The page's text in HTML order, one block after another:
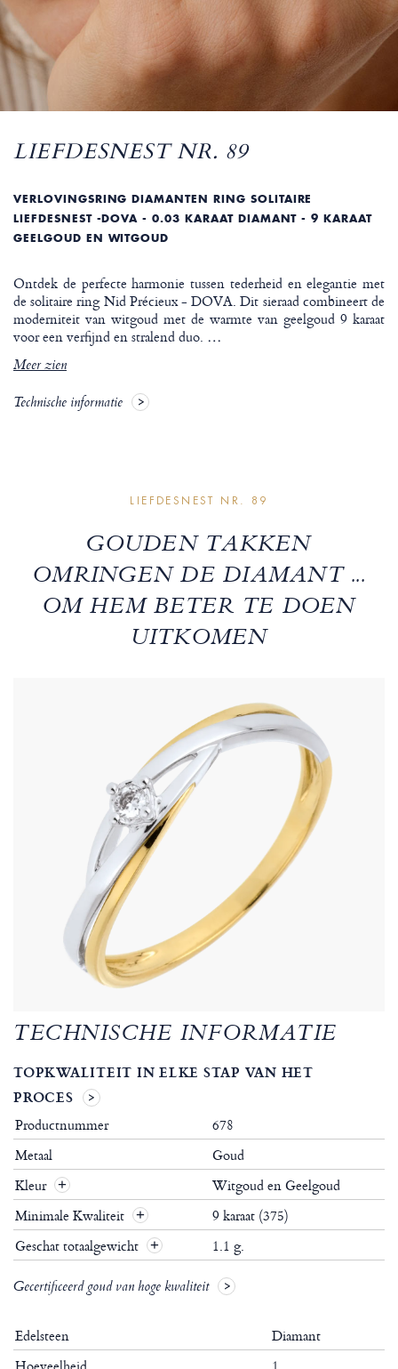
LIEFDESNEST NR. 89
VERLOVINGSRING DIAMANTEN RING SOLITAIRE
LIEFDESNEST -DOVA - 0.03 KARAAT DIAMANT - 9 KARAAT
GEELGOUD EN WITGOUD
Ontdek de perfecte harmonie tussen tederheid en elegantie met
de solitaire ring Nid Précieux - DOVA. Dit sieraad combineert de
moderniteit van witgoud met de warmte van geelgoud 9 karaat
voor een verfijnd en stralend duo. …
Meer zien
Technische informatie
LIEFDESNEST NR. 89
GOUDEN TAKKEN
OMRINGEN DE DIAMANT ...
OM HEM BETER TE DOEN
UITKOMEN
TECHNISCHE INFORMATIE
TOPKWALITEIT IN ELKE STAP VAN HET
PROCES
Productnummer
678
Metaal
Goud
Kleur
Witgoud en Geelgoud
Minimale Kwaliteit
9 karaat (375)
Geschat totaalgewicht
1.1 g.
Gecertificeerd goud van hoge kwaliteit
Edelsteen
Diamant